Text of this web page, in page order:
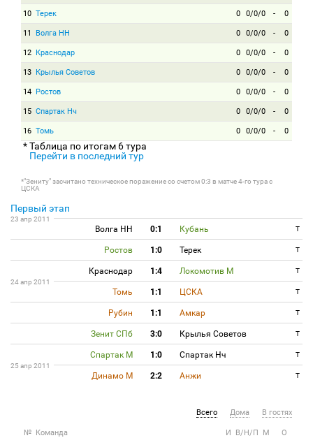
10 Терек 0 0/0/0 - 0
11 Волга НН 0 0/0/0 - 0
12 Краснодар 0 0/0/0 - 0
13 Крылья Советов 0 0/0/0 - 0
14 Ростов 0 0/0/0 - 0
15 Спартак Нч 0 0/0/0 - 0
16 Томь 0 0/0/0 - 0
* Таблица по итогам 6 тура
Перейти в последний тур
*"Зениту" засчитано техническое поражение со счетом 0:3 в матче 4-го тура с
ЦСКА
Первый этап
23 апр 2011
Волга НН 0:1 Кубань T
Ростов 1:0 Терек T
Краснодар 1:4 Локомотив М
T
24 апр 2011
Томь 1:1 ЦСКА T
Рубин 1:1 Амкар T
Зенит СПб 3:0 Крылья Советов T
Спартак М 1:0 Спартак Нч
T
25 апр 2011
Динамо М 2:2 Анжи T
Всего Дома В гостях
№ Команда И В/Н/П М О